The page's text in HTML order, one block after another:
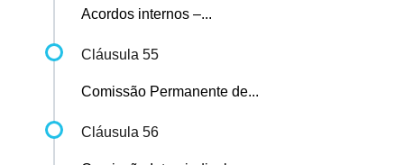
Acordos internos –...
Cláusula 55
Comissão Permanente de...
Cláusula 56